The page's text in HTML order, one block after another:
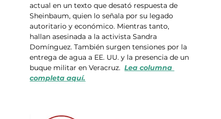
actual en un texto que desató respuesta de
Sheinbaum, quien lo señala por su legado
autoritario y económico. Mientras tanto,
hallan asesinada a la activista Sandra
Domínguez. También surgen tensiones por la
entrega de agua a EE. UU. y la presencia de un
buque militar en Veracruz. Lea columna
completa aquí.